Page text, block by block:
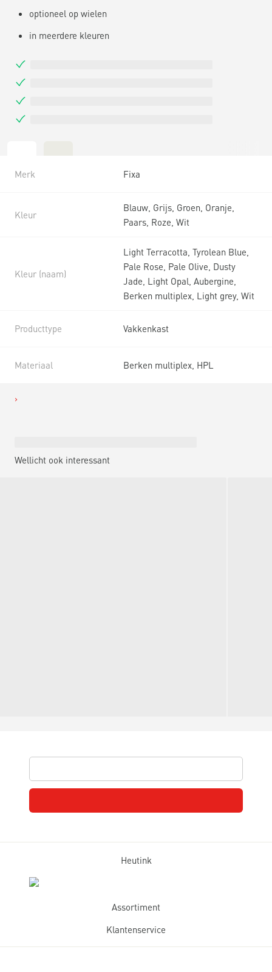
optioneel op wielen
in meerdere kleuren
Merk Fixa
Kleur
Blauw, Grijs, Groen, Oranje,
Paars, Roze, Wit
Kleur (naam)
Light Terracotta, Tyrolean Blue,
Pale Rose, Pale Olive, Dusty
Jade, Light Opal, Aubergine,
Berken multiplex, Light grey, Wit
Producttype Vakkenkast
Materiaal Berken multiplex, HPL
Wellicht ook interessant
Heutink
Assortiment
Klantenservice